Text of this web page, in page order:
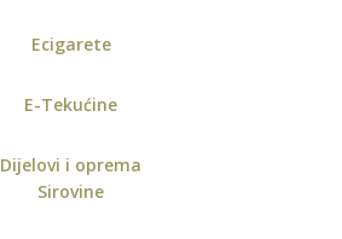
Ecigarete
E-Tekućine
Dijelovi i oprema
Sirovine